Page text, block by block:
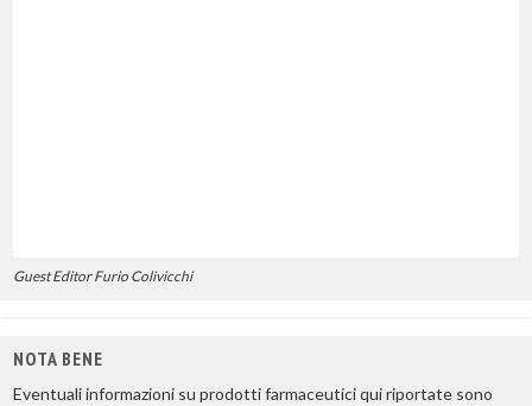
Guest Editor Furio Colivicchi
NOTA BENE
Eventuali informazioni su prodotti farmaceutici qui riportate sono